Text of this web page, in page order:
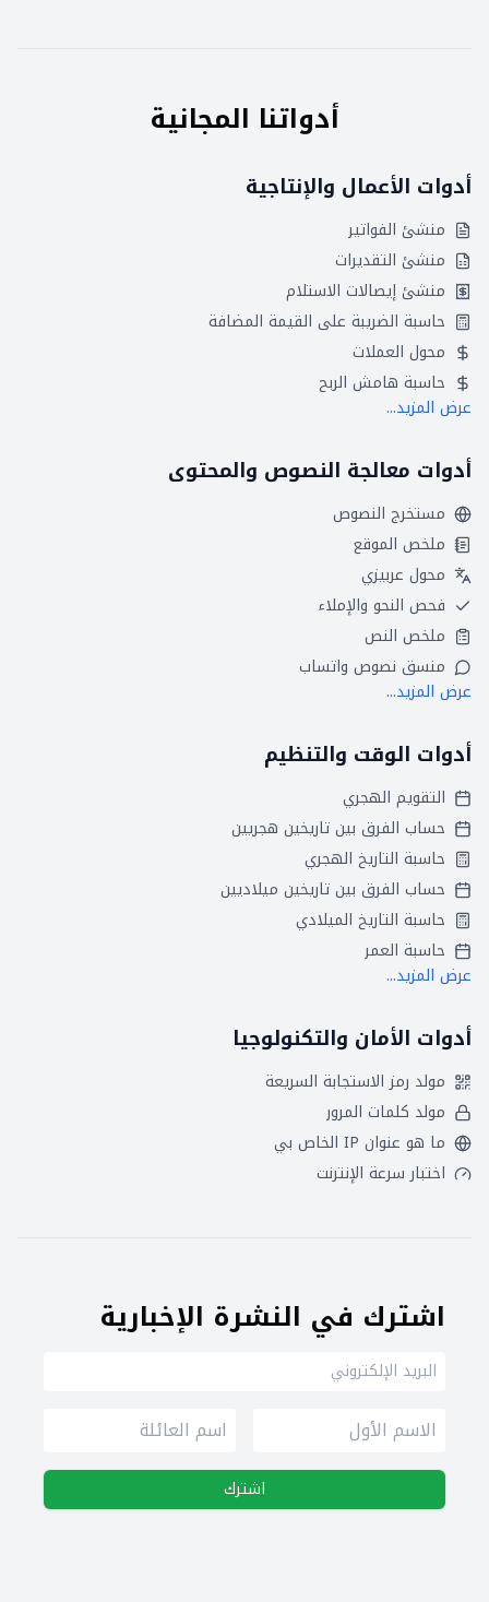
أدواتنا المجانية
أدوات الأعمال والإنتاجية
منشئ الفواتير
منشئ التقديرات
منشئ إيصالات الاستلام
حاسبة الضريبة على القيمة المضافة
محول العملات
حاسبة هامش الربح
عرض المزيد...
أدوات معالجة النصوص والمحتوى
مستخرج النصوص
ملخص الموقع
محول عربيزي
فحص النحو والإملاء
ملخص النص
منسق نصوص واتساب
عرض المزيد...
أدوات الوقت والتنظيم
التقويم الهجري
حساب الفرق بين تاريخين هجريين
حاسبة التاريخ الهجري
حساب الفرق بين تاريخين ميلاديين
حاسبة التاريخ الميلادي
حاسبة العمر
عرض المزيد...
أدوات الأمان والتكنولوجيا
مولد رمز الاستجابة السريعة
مولد كلمات المرور
ما هو عنوان IP الخاص بي
اختبار سرعة الإنترنت
اشترك في النشرة الإخبارية
اشترك